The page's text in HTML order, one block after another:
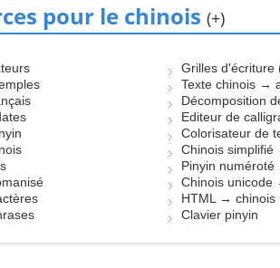
pour le chinois (+)
Grilles d'écriture
Texte chinois →
Décomposition
Editeur de
Colorisateur de
Chinois
Pinyin
Chinois unicode
HTML → chinois
Clavier pinyin